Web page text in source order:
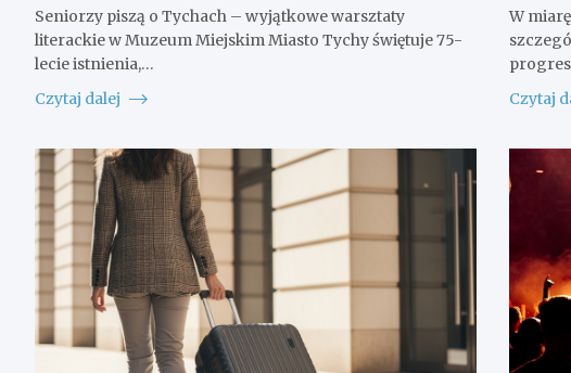
Seniorzy piszą o Tychach – wyjątkowe warsztaty
literackie w Muzeum Miejskim Miasto Tychy świętuje 75-
lecie istnienia,…
Czytaj dalej
W
Czytaj